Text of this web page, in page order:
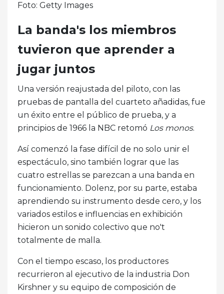
Foto: Getty Images
La banda's los miembros
tuvieron que aprender a
jugar juntos
Una versión reajustada del piloto, con las
pruebas de pantalla del cuarteto añadidas, fue
un éxito entre el público de prueba, y a
principios de 1966 la NBC retomó Los monos.
Así comenzó la fase difícil de no solo unir el
espectáculo, sino también lograr que las
cuatro estrellas se parezcan a una banda en
funcionamiento. Dolenz, por su parte, estaba
aprendiendo su instrumento desde cero, y los
variados estilos e influencias en exhibición
hicieron un sonido colectivo que no't
totalmente de malla.
Con el tiempo escaso, los productores
recurrieron al ejecutivo de la industria Don
Kirshner y su equipo de composición de